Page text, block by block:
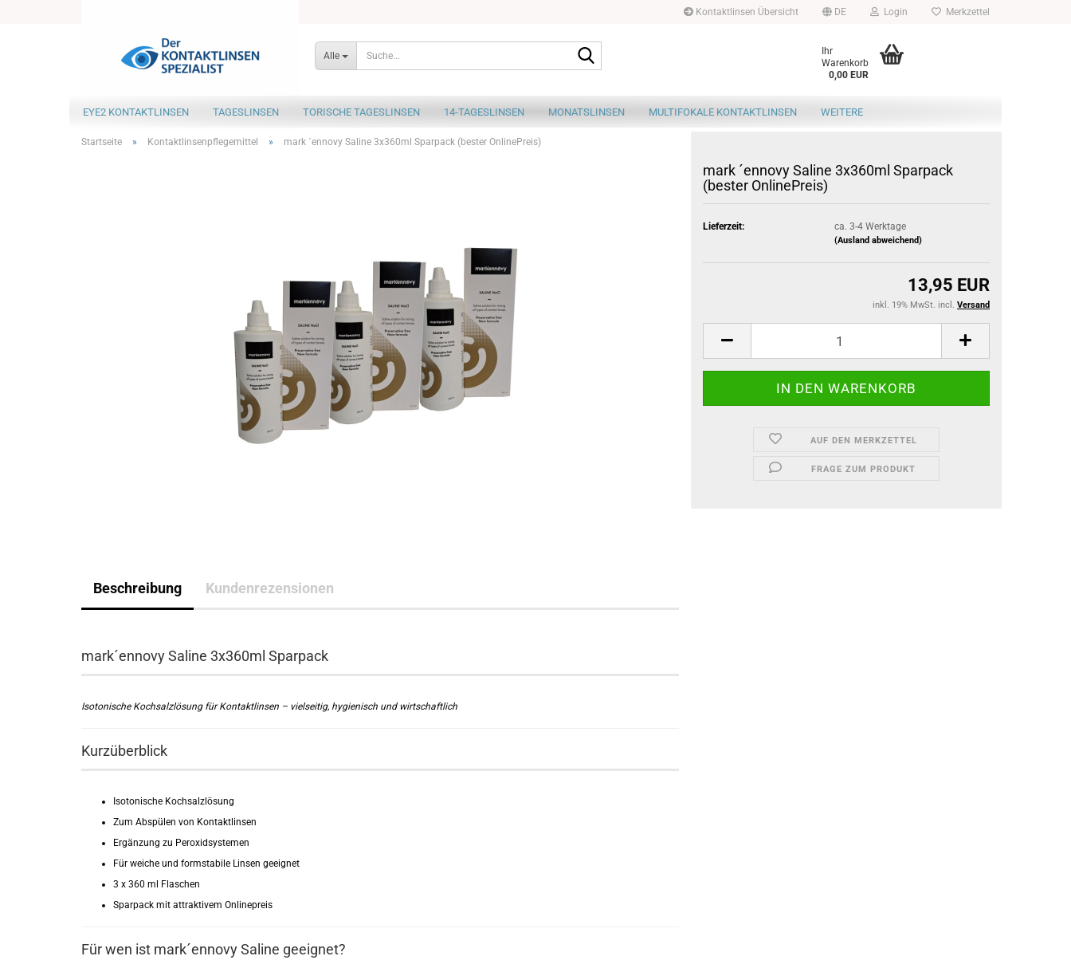
Kontaktlinsen Übersicht DE Login Merkzettel
Alle
Ihr
Warenkorb
0,00 EUR
EYE2 KONTAKTLINSEN TAGESLINSEN TORISCHE TAGESLINSEN 14-TAGESLINSEN MONATSLINSEN MULTIFOKALE KONTAKTLINSEN WEITERE
Startseite » Kontaktlinsenpflegemittel » mark ´ennovy Saline 3x360ml Sparpack (bester OnlinePreis)
mark ´ennovy Saline 3x360ml Sparpack
(bester OnlinePreis)
Lieferzeit: ca. 3-4 Werktage
(Ausland abweichend)
13,95 EUR
inkl. 19% MwSt. incl. Versand
AUF DEN MERKZETTEL
FRAGE ZUM PRODUKT
Beschreibung Kundenrezensionen
mark´ennovy Saline 3x360ml Sparpack
Isotonische Kochsalzlösung für Kontaktlinsen – vielseitig, hygienisch und wirtschaftlich
Kurzüberblick
Isotonische Kochsalzlösung
Zum Abspülen von Kontaktlinsen
Ergänzung zu Peroxidsystemen
Für weiche und formstabile Linsen geeignet
3 x 360 ml Flaschen
Sparpack mit attraktivem Onlinepreis
Für wen ist mark´ennovy Saline geeignet?